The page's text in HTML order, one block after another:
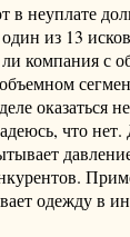
в неуплате
из 13
компания с
оказаться
что
одежду в